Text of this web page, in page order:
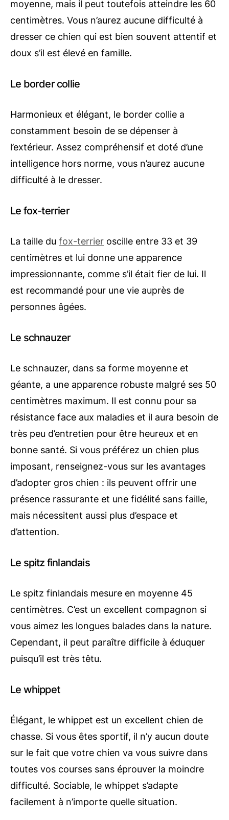
moyenne, mais il peut toutefois atteindre les 60
centimètres. Vous n’aurez aucune difficulté à
dresser ce chien qui est bien souvent attentif et
doux s’il est élevé en famille.
Le border collie
Harmonieux et élégant, le border collie a
constamment besoin de se dépenser à
l’extérieur. Assez compréhensif et doté d’une
intelligence hors norme, vous n’aurez aucune
difficulté à le dresser.
Le fox-terrier
La taille du fox-terrier oscille entre 33 et 39
centimètres et lui donne une apparence
impressionnante, comme s’il était fier de lui. Il
est recommandé pour une vie auprès de
personnes âgées.
Le schnauzer
Le schnauzer, dans sa forme moyenne et
géante, a une apparence robuste malgré ses 50
centimètres maximum. Il est connu pour sa
résistance face aux maladies et il aura besoin de
très peu d’entretien pour être heureux et en
bonne santé. Si vous préférez un chien plus
imposant, renseignez-vous sur les avantages
d’adopter gros chien : ils peuvent offrir une
présence rassurante et une fidélité sans faille,
mais nécessitent aussi plus d’espace et
d’attention.
Le spitz finlandais
Le spitz finlandais mesure en moyenne 45
centimètres. C’est un excellent compagnon si
vous aimez les longues balades dans la nature.
Cependant, il peut paraître difficile à éduquer
puisqu’il est très têtu.
Le whippet
Élégant, le whippet est un excellent chien de
chasse. Si vous êtes sportif, il n’y aucun doute
sur le fait que votre chien va vous suivre dans
toutes vos courses sans éprouver la moindre
difficulté. Sociable, le whippet s’adapte
facilement à n’importe quelle situation.